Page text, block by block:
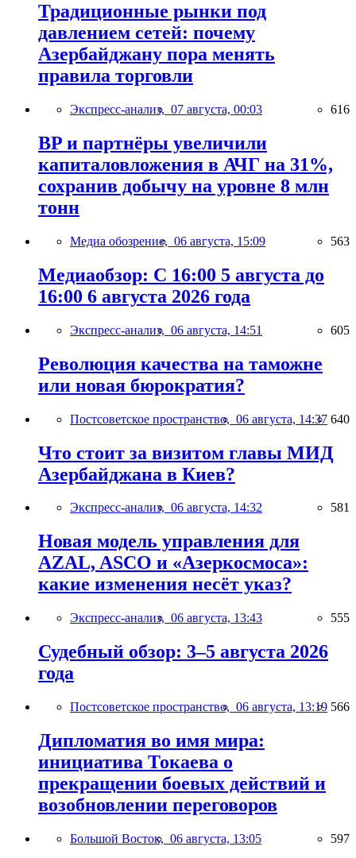
Традиционные рынки под
давлением сетей: почему
Азербайджану пора менять
правила торговли
Экспресс-анализ, 07 августа, 00:03 616
BP и партнёры увеличили
капиталовложения в АЧГ на 31%,
сохранив добычу на уровне 8 млн
тонн
Медиа обозрение, 06 августа, 15:09 563
Медиаобзор: С 16:00 5 августа до
16:00 6 августа 2026 года
Экспресс-анализ, 06 августа, 14:51 605
Революция качества на таможне
или новая бюрократия?
Постсоветское пространство, 06 августа, 14:37 640
Что стоит за визитом главы МИД
Азербайджана в Киев?
Экспресс-анализ, 06 августа, 14:32 581
Новая модель управления для
AZAL, ASCO и «Азеркосмоса»:
какие изменения несёт указ?
Экспресс-анализ, 06 августа, 13:43 555
Судебный обзор: 3–5 августа 2026
года
Постсоветское пространство, 06 августа, 13:19 566
Дипломатия во имя мира:
инициатива Токаева о
прекращении боевых действий и
возобновлении переговоров
Большой Восток, 06 августа, 13:05 597